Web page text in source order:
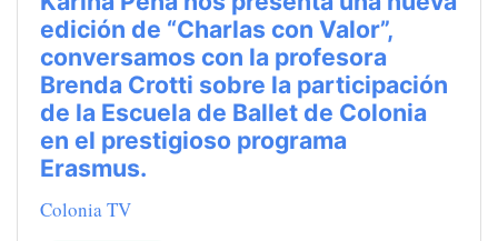
edición de “Charlas con Valor”,
conversamos con la profesora
Brenda Crotti sobre la participación
de la Escuela de Ballet de Colonia
en el prestigioso programa
Erasmus.
Colonia TV